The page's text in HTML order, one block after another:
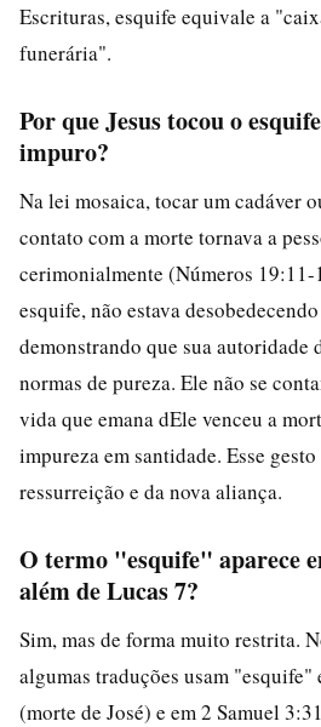
Escrituras, esquife equivale a
funerária".
Por que Jesus tocou o
impuro?
Na lei mosaica, tocar um cadáver
contato com a morte tornava a
cerimonialmente (Números 19:11-
esquife, não estava
demonstrando que sua autoridade
normas de pureza. Ele não se
vida que emana dEle venceu a
impureza em santidade. Esse
ressurreição e da nova aliança.
O termo "esquife" aparece
além de Lucas 7?
Sim, mas de forma muito restrita.
algumas traduções usam "esquife"
(morte de José) e em 2 Samuel